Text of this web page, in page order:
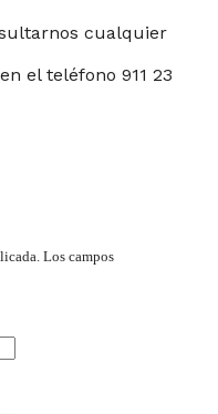
cualquier
el teléfono 911 23
Los campos